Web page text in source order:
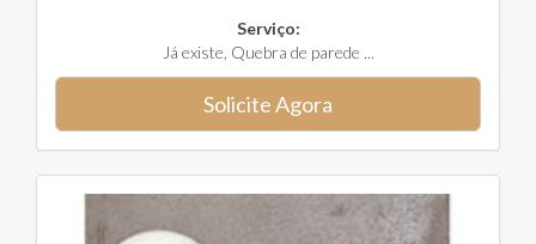
Serviço:
Já existe, Quebra de parede ...
Solicite Agora